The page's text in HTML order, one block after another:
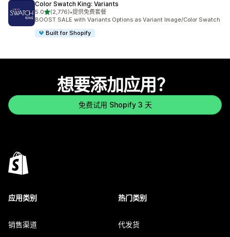
Color Swatch King: Variants
5.0星（满分 5 星）
(2,776)
总共 2776 条评论
•提供免费套餐
BOOST SALE with Variants Options as Variant Image/Color Swatch
Built for Shopify
想要添加应用？
免费试用 Shopify 3 天
应用类别
销售渠道
热门类别
代发货